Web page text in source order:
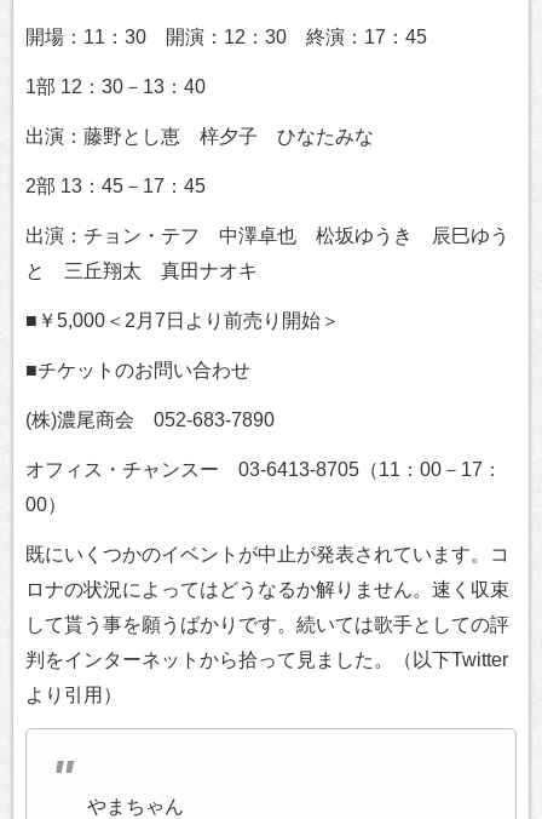
開場：11：30 開演：12：30 終演：17：45
1部 12：30－13：40
出演：藤野とし恵 梓夕子 ひなたみな
2部 13：45－17：45
出演：チョン・テフ 中澤卓也 松坂ゆうき 辰巳ゆう
と 三丘翔太 真田ナオキ
■￥5,000＜2月7日より前売り開始＞
■チケットのお問い合わせ
(株)濃尾商会 052-683-7890
オフィス・チャンスー 03-6413-8705（11：00－17：
00）
既にいくつかのイベントが中止が発表されています。コ
ロナの状況によってはどうなるか解りません。速く収束
して貰う事を願うばかりです。続いては歌手としての評
判をインターネットから拾って見ました。（以下Twitter
より引用）
やまちゃん